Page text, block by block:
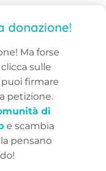
donazione!
Ma forse
sulle
puoi firmare
petizione.
di
e scambia
pensano